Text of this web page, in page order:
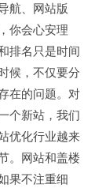
航、网站版
你会心安理
排名只是时间
候，不仅要分
在的问题。对
个新站，我们
优化行业越来
。网站和盖楼
果不注重细